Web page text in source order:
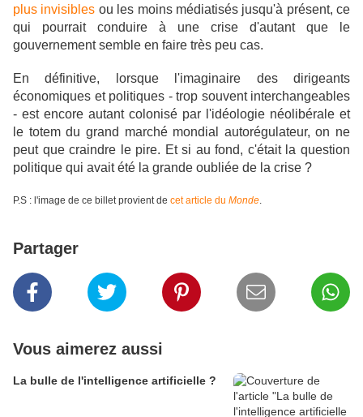
plus invisibles ou les moins médiatisés jusqu'à présent, ce
qui pourrait conduire à une crise d'autant que le
gouvernement semble en faire très peu cas.
En définitive,
lorsque l'imaginaire des dirigeants
économiques et politiques - trop souvent interchangeables
- est encore autant colonisé par l'idéologie néolibérale et
le totem du grand marché mondial autorégulateur, on ne
peut que craindre le pire. Et si au fond, c'était la question
politique qui avait été la grande oubliée de la crise ?
P.S : l'image de ce billet provient de cet article du Monde.
Partager
Vous aimerez aussi
La bulle de l'intelligence artificielle ?